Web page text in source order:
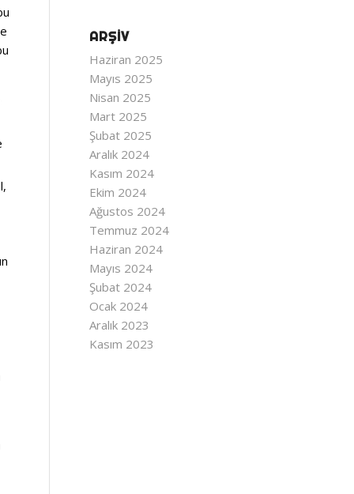
ARŞIV
Haziran 2025
Mayıs 2025
Nisan 2025
Mart 2025
Şubat 2025
Aralık 2024
Kasım 2024
Ekim 2024
Ağustos 2024
Temmuz 2024
Haziran 2024
Mayıs 2024
Şubat 2024
Ocak 2024
Aralık 2023
Kasım 2023